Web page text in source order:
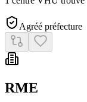
Agréé préfecture
RME